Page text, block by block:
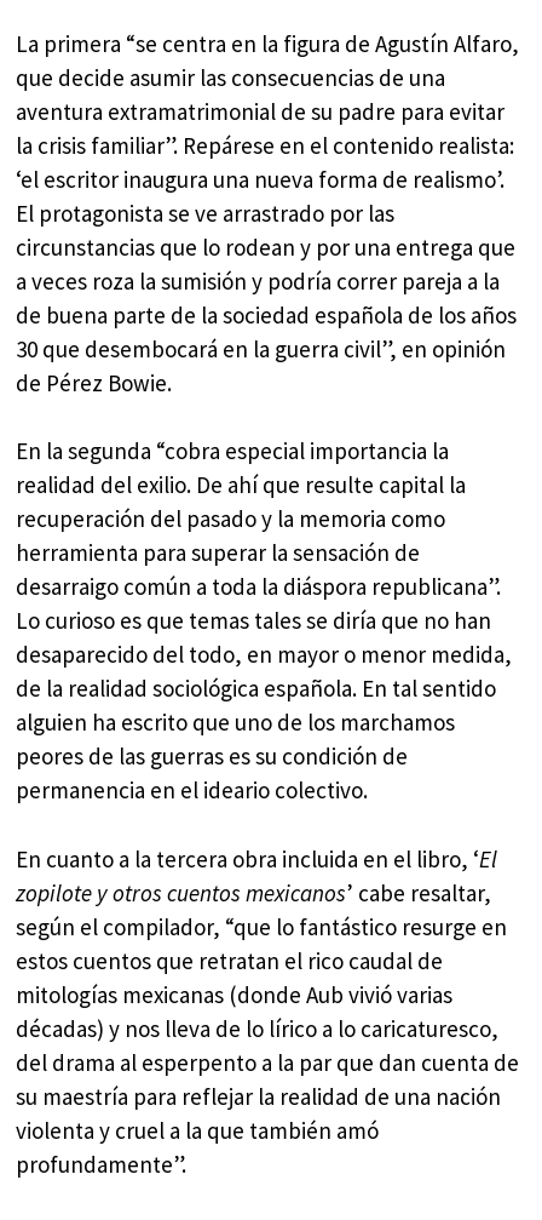
La primera “se centra en la figura de Agustín Alfaro,
que decide asumir las consecuencias de una
aventura extramatrimonial de su padre para evitar
la crisis familiar”. Repárese en el contenido realista:
‘el escritor inaugura una nueva forma de realismo’.
El protagonista se ve arrastrado por las
circunstancias que lo rodean y por una entrega que
a veces roza la sumisión y podría correr pareja a la
de buena parte de la sociedad española de los años
30 que desembocará en la guerra civil”, en opinión
de Pérez Bowie.
En la segunda “cobra especial importancia la
realidad del exilio. De ahí que resulte capital la
recuperación del pasado y la memoria como
herramienta para superar la sensación de
desarraigo común a toda la diáspora republicana”.
Lo curioso es que temas tales se diría que no han
desaparecido del todo, en mayor o menor medida,
de la realidad sociológica española. En tal sentido
alguien ha escrito que uno de los marchamos
peores de las guerras es su condición de
permanencia en el ideario colectivo.
En cuanto a la tercera obra incluida en el libro, ‘El
zopilote y otros cuentos mexicanos’ cabe resaltar,
según el compilador, “que lo fantástico resurge en
estos cuentos que retratan el rico caudal de
mitologías mexicanas (donde Aub vivió varias
décadas) y nos lleva de lo lírico a lo caricaturesco,
del drama al esperpento a la par que dan cuenta de
su maestría para reflejar la realidad de una nación
violenta y cruel a la que también amó
profundamente”.